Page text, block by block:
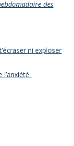
? HPI
émotionnelle ?